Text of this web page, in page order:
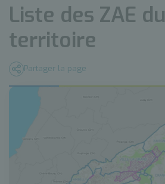
Liste des ZAE du
territoire
Partager la page